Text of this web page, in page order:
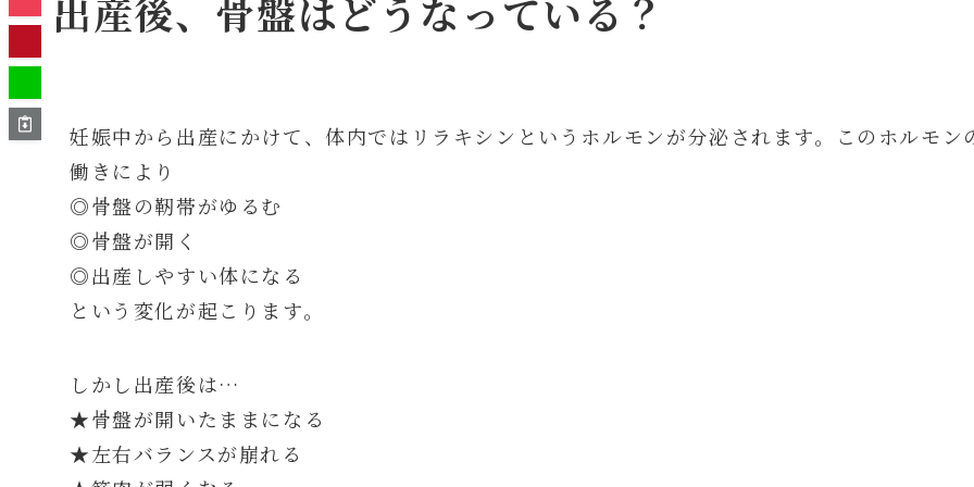
出産後、骨盤はどうなっている？
妊娠中から出産にかけて、体内ではリラキシンというホルモンが分泌されます。このホルモン
働きにより
◎骨盤の靭帯がゆるむ
◎骨盤が開く
◎出産しやすい体になる
という変化が起こります。
しかし出産後は…
★骨盤が開いたままになる
★左右バランスが崩れる